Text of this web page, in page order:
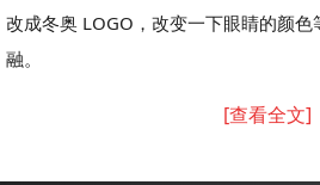
改成冬奥 LOGO，改变一下眼睛的颜
融。
[查看全文]